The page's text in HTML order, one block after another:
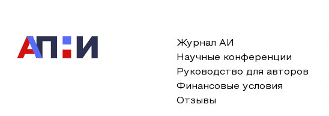
Журнал АИ
Научные конференции
Руководство для авторов
Финансовые условия
Отзывы